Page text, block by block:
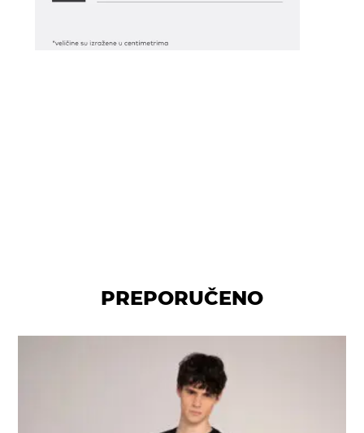
PREPORUČENO